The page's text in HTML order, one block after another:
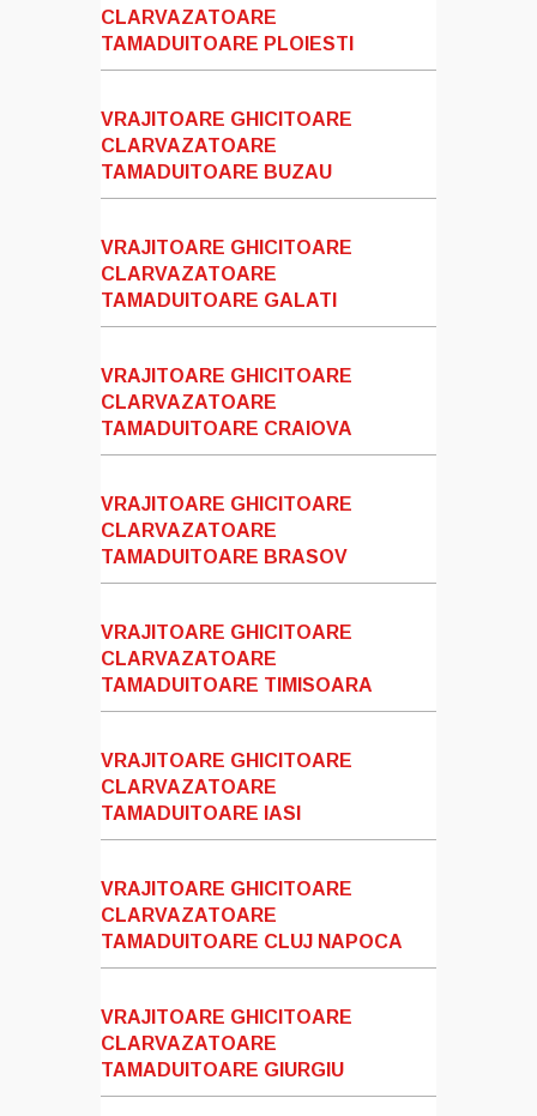
CLARVAZATOARE
TAMADUITOARE PLOIESTI
VRAJITOARE GHICITOARE
CLARVAZATOARE
TAMADUITOARE BUZAU
VRAJITOARE GHICITOARE
CLARVAZATOARE
TAMADUITOARE GALATI
VRAJITOARE GHICITOARE
CLARVAZATOARE
TAMADUITOARE CRAIOVA
VRAJITOARE GHICITOARE
CLARVAZATOARE
TAMADUITOARE BRASOV
VRAJITOARE GHICITOARE
CLARVAZATOARE
TAMADUITOARE TIMISOARA
VRAJITOARE GHICITOARE
CLARVAZATOARE
TAMADUITOARE IASI
VRAJITOARE GHICITOARE
CLARVAZATOARE
TAMADUITOARE CLUJ NAPOCA
VRAJITOARE GHICITOARE
CLARVAZATOARE
TAMADUITOARE GIURGIU